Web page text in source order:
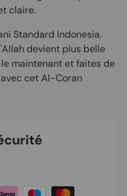
claire.
Standard Indonesia,
devient plus belle
maintenant et faites de
cet Al-Coran